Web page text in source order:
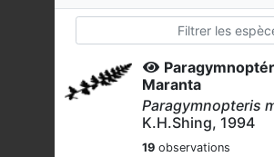
Maranta
Paragymnopteris
K.H.Shing, 1994
19 observations